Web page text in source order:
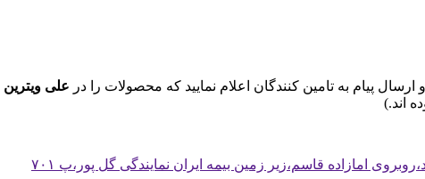
پیام به تامین کنندگان اعلام نمایید که محصولات را در علی ویترین
اند.)
امازاده قاسم،زیر زمین بیمه ایران نمایندگی گل پور،پ ۷۰۱